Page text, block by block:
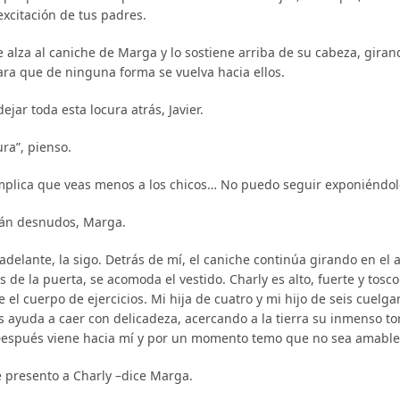
de tus padres.
alza al caniche de Marga y lo sostiene arriba de su cabeza,
que de ninguna forma se vuelva hacia ellos.
toda esta locura atrás, Javier.
pienso.
que veas menos a los chicos… No puedo seguir
desnudos, Marga.
la sigo. Detrás de mí, el caniche continúa girando en
de la puerta, se acomoda el vestido. Charly es alto, fuerte y
el cuerpo de ejercicios. Mi hija de cuatro y mi hijo de seis
ayuda a caer con delicadeza, acercando a la tierra su inmenso
viene hacia mí y por un momento temo que no sea
presento a Charly –dice Marga.